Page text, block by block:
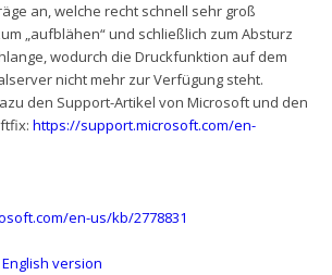
an, welche recht schnell sehr groß
„aufblähen“ und schließlich zum Absturz
wodurch die Druckfunktion auf dem
nicht mehr zur Verfügung steht.
den Support-Artikel von Microsoft und den
https://support.microsoft.com/en-
en-us/kb/2778831
version